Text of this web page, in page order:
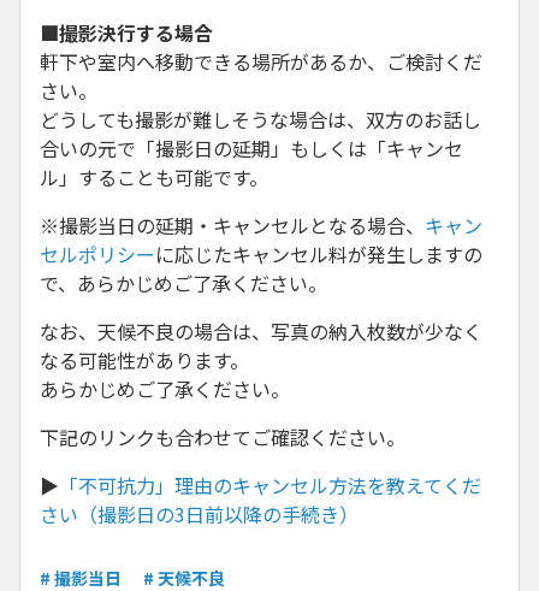
■撮影決行する場合
軒下や室内へ移動できる場所があるか、ご検討くだ
さい。
どうしても撮影が難しそうな場合は、双方のお話し
合いの元で「撮影日の延期」もしくは「キャンセ
ル」することも可能です。
※撮影当日の延期・キャンセルとなる場合、 キャン
セルポリシーに応じたキャンセル料が発生しますの
で、あらかじめご了承ください。
なお、天候不良の場合は、写真の納入枚数が少なく
なる可能性があります。
あらかじめご了承ください。
下記のリンクも合わせてご確認ください。
▶ 「不可抗力」理由のキャンセル方法を教えてくだ
さい（撮影日の3日前以降の手続き）
# 撮影当日 # 天候不良